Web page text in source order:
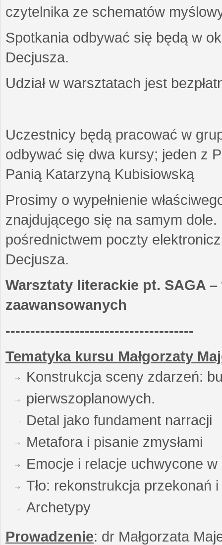
czytelnika ze schematów
Spotkania odbywać się będą w
Decjusza.
Udział w warsztatach jest
Uczestnicy będą pracować w
odbywać się dwa kursy; jeden z
Panią Katarzyną Kubisiowską
Prosimy o wypełnienie
znajdującego się na samym
pośrednictwem poczty
Decjusza.
Warsztaty literackie pt. SAGA
zaawansowanych
--------------------------------------
Tematyka kursu Małgorzaty
Konstrukcja sceny zdarzeń:
pierwszoplanowych.
Detal jako fundament narracji
Metafora i pisanie zmysłami
Emocje i relacje uchwycone
Tło: rekonstrukcja przekonań
Archetypy
Prowadzenie: dr Małgorzata